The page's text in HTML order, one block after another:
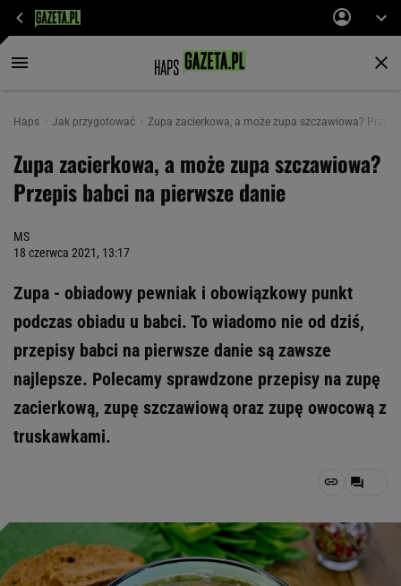
Haps Jak przygotować Zupa zacierkowa, a może zupa szczawiowa?
Zupa zacierkowa, a może zupa szczawiowa?
Przepis babci na pierwsze danie
MS
18 czerwca 2021, 13:17
Zupa - obiadowy pewniak i obowiązkowy punkt
podczas obiadu u babci. To wiadomo nie od dziś,
przepisy babci na pierwsze danie są zawsze
najlepsze. Polecamy sprawdzone przepisy na zupę
zacierkową, zupę szczawiową oraz zupę owocową z
truskawkami.